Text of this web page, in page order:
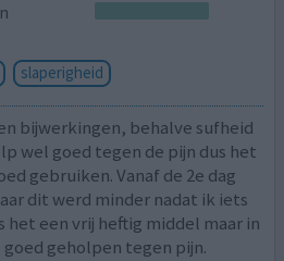
slaperigheid
bijwerkingen, behalve sufheid
wel goed tegen de pijn dus het
gebruiken. Vanaf de 2e dag
dit werd minder nadat ik iets
het een vrij heftig middel maar in
geholpen tegen pijn.